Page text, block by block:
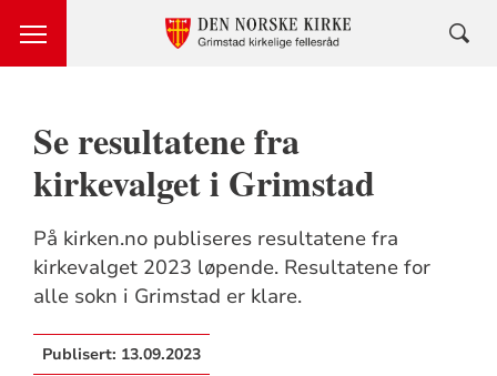
Se resultatene fra
kirkevalget i Grimstad
På kirken.no publiseres resultatene fra
kirkevalget 2023 løpende. Resultatene for
alle sokn i Grimstad er klare.
Publisert: 13.09.2023